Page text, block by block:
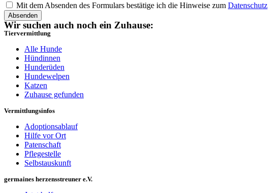
Mit dem Absenden des Formulars bestätige ich die Hinweise zum Datenschutz
Absenden
Wir suchen auch noch ein Zuhause:
Tiervermittlung
Alle Hunde
Hündinnen
Hunderüden
Hundewelpen
Katzen
Zuhause gefunden
Vermittlungsinfos
Adoptionsablauf
Hilfe vor Ort
Patenschaft
Pflegestelle
Selbstauskunft
germaines herzensstreuner e.V.